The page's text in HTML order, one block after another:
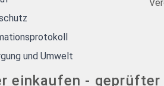
und Umwelt
einkaufen - geprüfter